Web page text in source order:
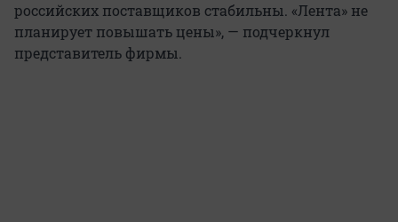
российских поставщиков стабильны. «Лента» не
планирует повышать цены», — подчеркнул
представитель фирмы.